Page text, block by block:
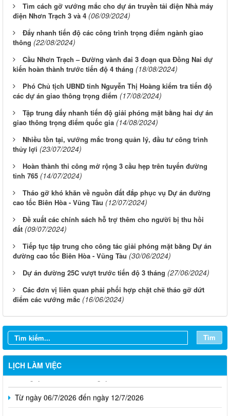
Tìm cách gỡ vướng mắc cho dự án truyền tải điện Nhà máy
điện Nhơn Trạch 3 và 4 (06/09/2024)
Đẩy nhanh tiến độ các công trình trọng điểm ngành giao
thông (22/08/2024)
Cầu Nhơn Trạch – Đường vành đai 3 đoạn qua Đồng Nai dự
kiến hoàn thành trước tiến độ 4 tháng (18/08/2024)
Phó Chủ tịch UBND tỉnh Nguyễn Thị Hoàng kiểm tra tiến độ
các dự án giao thông trọng điểm (17/08/2024)
Tập trung đấy nhanh tiến độ giải phóng mặt bằng hai dự án
giao thông trọng điểm quốc gia (14/08/2024)
Nhiều tồn tại, vướng mắc trong quản lý, đầu tư công trình
thủy lợi (23/07/2024)
Hoàn thành thi công mở rộng 3 cầu hẹp trên tuyến đường
tỉnh 765 (14/07/2024)
Tháo gỡ khó khăn về nguồn đất đắp phục vụ Dự án đường
cao tốc Biên Hòa - Vũng Tàu (12/07/2024)
Đề xuất các chính sách hỗ trợ thêm cho người bị thu hồi
đất (09/07/2024)
Tiếp tục tập trung cho công tác giải phóng mặt bằng Dự án
đường cao tốc Biên Hòa - Vũng Tàu (30/06/2024)
Dự án đường 25C vượt trước tiến độ 3 tháng (27/06/2024)
Các đơn vị liên quan phải phối hợp chặt chẽ tháo gỡ dứt
điểm các vướng mắc (16/06/2024)
Tìm
LỊCH LÀM VIỆC
Từ ngày 03/8/2026 đến ngày 09/8/2026
Từ ngày 27/7/2026 đến ngày 02/8/2026
Từ ngày 20/7/2026 đến ngày 26/7/2026
Từ ngày 13/7/2026 đến ngày 18/7/2026
Từ ngày 06/7/2026 đến ngày 12/7/2026